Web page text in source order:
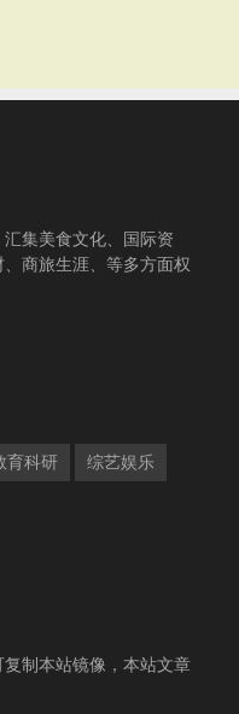
集美食文化、国际资
商旅生涯、等多方面权
育科研 综艺娱乐
制本站镜像，本站文章